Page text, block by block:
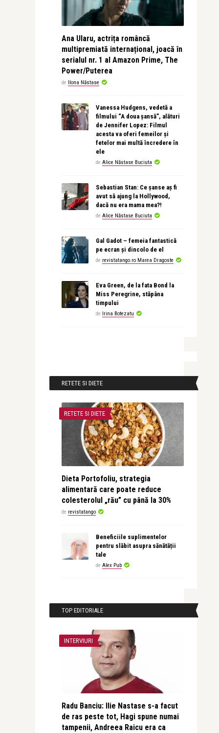
Ana Ularu, actrița româncă
multipremiată internațional, joacă în
serialul nr. 1 al Amazon Prime, The
Power/Puterea
de Ilona Năstase
Vanessa Hudgens, vedetă a
filmului “A doua șansă”, alături
de Jennifer Lopez: Filmul
acesta va oferi femeilor și
fetelor mai multă încredere în
ele
de Alice Năstase Buciuta
Sebastian Stan: Ce șanse aș fi
avut să ajung la Hollywood,
dacă nu era mama mea?!
de Alice Năstase Buciuta
Gal Gadot – femeia fantastică
pe ecran și dincolo de el
de revistatango.ro Marea Dragoste
Eva Green, de la fata Bond la
Miss Peregrine, stăpâna
timpului
de Irina Botezatu
RETETE SI DIETE
RETETE SI DIETE
Dieta Portofoliu, strategia
alimentară care poate reduce
colesterolul „rău” cu până la 30%
de revistatango
Beneficiile suplimentelor
pentru slăbit asupra sănătății
tale
de Alex Pub
TOP EDITORIALE
INTERVIURI
Radu Banciu: Ilie Nastase s-a facut
de ras peste tot, Hagi spune numai
tampenii, Andreea Raicu era ca